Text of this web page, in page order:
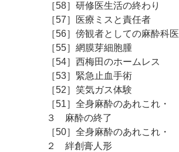
［58］研修医生活の終わり
［57］医療ミスと責任者
［56］傍観者としての麻酔科医
［55］網膜芽細胞腫
［54］西梅田のホームレス
［53］緊急止血手術
［52］笑気ガス体験
［51］全身麻酔のあれこれ・
３ 麻酔の終了
［50］全身麻酔のあれこれ・
２ 絆創膏人形